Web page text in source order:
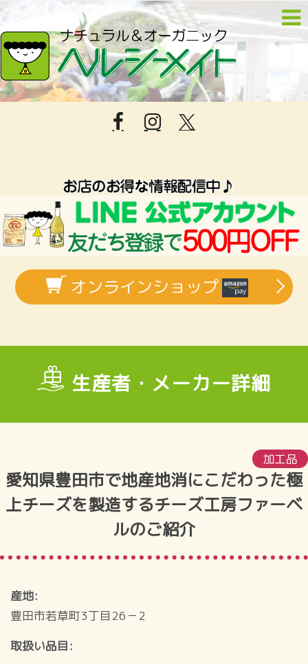
オンラインショップ
生産者・メーカー詳細
加工品
愛知県豊田市で地産地消にこだわった極
上チーズを製造するチーズ工房ファーベ
ルのご紹介
産地
豊田市若草町3丁目26－2
取扱い品目